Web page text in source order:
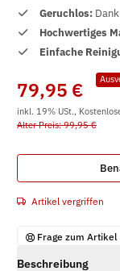
Geruchlos:
Hochwertiges
Einfache
79,95 €
inkl. 19% USt.,
Alter Preis: 99,95 €
Artikel vergriffen
Frage zum Artikel
Beschreibung